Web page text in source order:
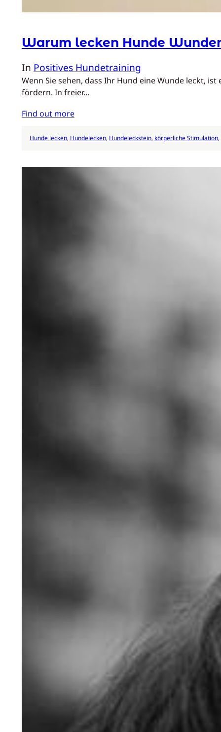
Warum lecken Hunde
In Positives Hundetraining
Wenn Sie sehen, dass Ihr Hund eine Wunde leckt,
fördern. In freier…
Find out more
Hunde lecken, Hundelecken, Hundeleckstein, körperliche Stimulation,